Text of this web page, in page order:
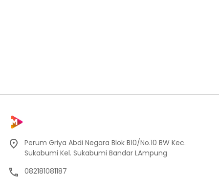
Perum Griya Abdi Negara Blok B10/No.10 BW Kec.
Sukabumi Kel. Sukabumi Bandar LAmpung
082181081187